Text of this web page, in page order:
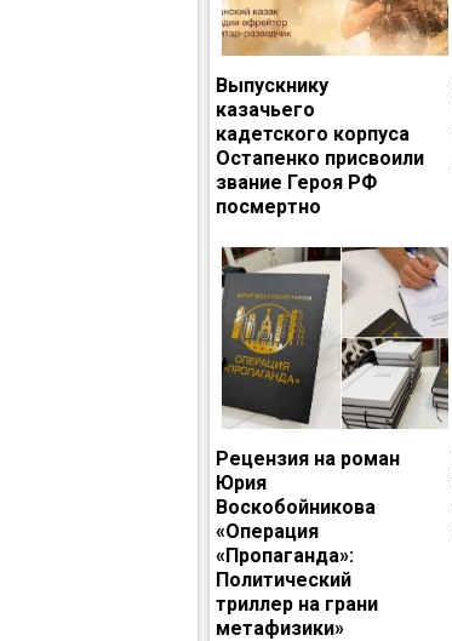
Выпускнику
казачьего
кадетского корпуса
Остапенко присвоили
звание Героя РФ
посмертно
Рецензия на роман
Юрия
Воскобойникова
«Операция
«Пропаганда»:
Политический
триллер на грани
метафизики»